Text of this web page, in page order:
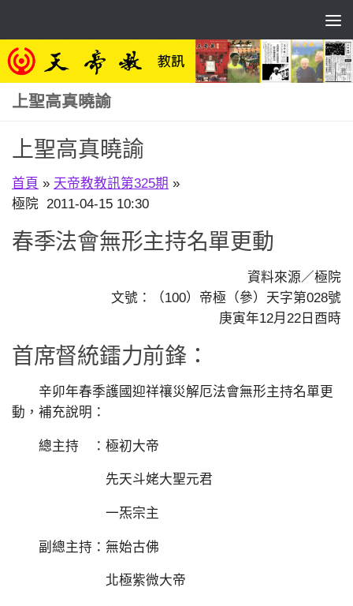
上聖高真曉諭
上聖高真曉諭
首頁 » 天帝教教訊第325期 »
極院 2011-04-15 10:30
春季法會無形主持名單更動
資料來源／極院
文號：（100）帝極（參）天字第028號
庚寅年12月22日酉時
首席督統鐳力前鋒：
辛卯年春季護國迎祥禳災解厄法會無形主持名單更
動，補充說明：
總主持 ：極初大帝
先天斗姥大聖元君
一炁宗主
副總主持：無始古佛
北極紫微大帝